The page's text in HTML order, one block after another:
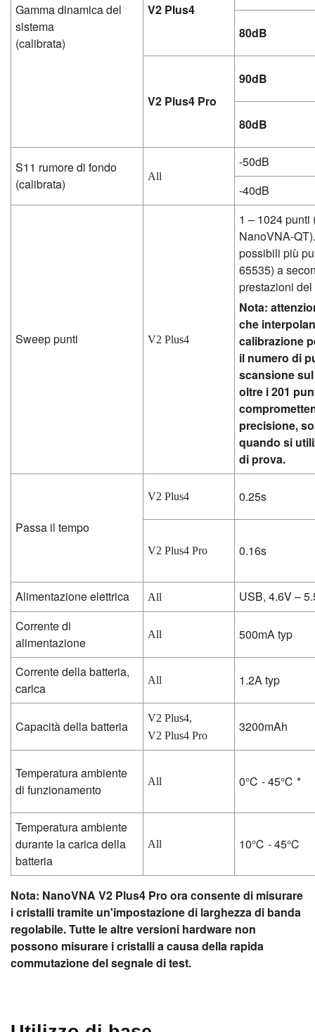
Gamma dinamica del
sistema
(calibrata)
V2 Plus4
80dB
V2 Plus4 Pro
90dB
80dB
S11 rumore di fondo
(calibrata)
All
-50dB
-40dB
Sweep punti V2 Plus4
1 – 1024 punti
NanoVNA-
possibili più
65535) a
prestazioni
Nota:
che
calibrazione
il numero di
scansione
oltre i 201
precisione,
quando si
di prova.
Passa il tempo
V2 Plus4 0.25s
V2 Plus4 Pro 0.16s
Alimentazione elettrica All
USB, 4.6V –
Corrente di
alimentazione
All 500mA typ
Corrente della batteria,
carica
All 1.2A typ
Capacità della batteria
V2 Plus4,
V2 Plus4 Pro
3200mAh
Temperatura ambiente
di funzionamento
All 0℃ - 45℃ *
Temperatura ambiente
durante la carica della
batteria
All 10℃ - 45℃
Nota: NanoVNA V2 Plus4 Pro ora consente di misurare
i cristalli tramite un'impostazione di larghezza di banda
regolabile. Tutte le altre versioni hardware non
possono misurare i cristalli a causa della rapida
commutazione del segnale di test.